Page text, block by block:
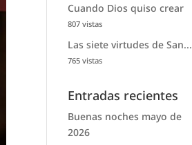
Cuando Dios quiso crear
807 vistas
Las siete virtudes de San...
765 vistas
Entradas recientes
Buenas noches mayo de
2026